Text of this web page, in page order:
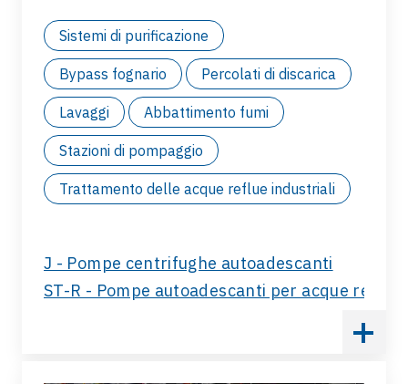
grazie al design dei materiali resistenti
all'aggressione chimica delle sostanze
contenute e alla possibilità di pompare fluidi
con solidi in sospensione:
Sistemi di purificazione
Bypass fognario Percolati di discarica
Lavaggi Abbattimento fumi
Stazioni di pompaggio
Trattamento delle acque reflue industriali
J - Pompe centrifughe autoadescanti
ST-R - Pompe autoadescanti per acque reflue